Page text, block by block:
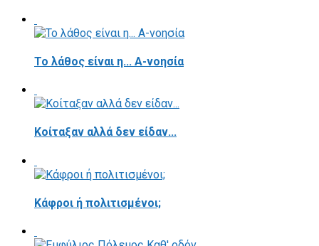
Το λάθος είναι η... Α-νοησία
Κοίταξαν αλλά δεν είδαν...
Κάφροι ή πολιτισμένοι;